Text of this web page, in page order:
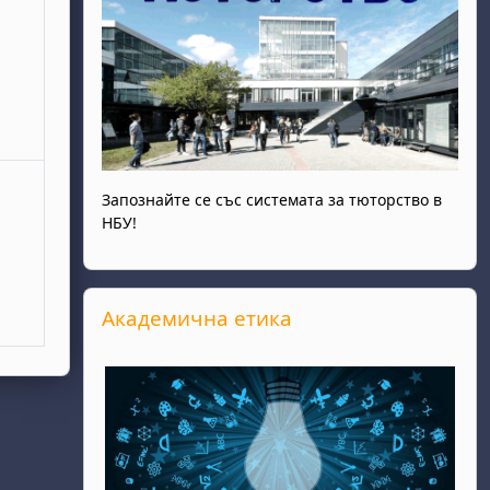
Запознайте се със системата за тюторство в
НБУ!
Прескочи Академична етика
Академична етика